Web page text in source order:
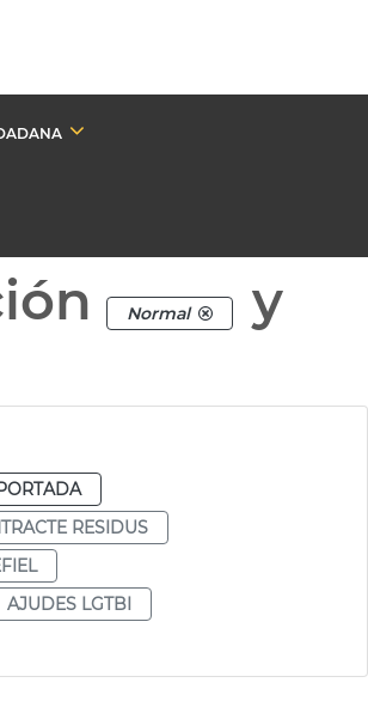
Normal
y
RESIDUS
AJUDES LGTBI